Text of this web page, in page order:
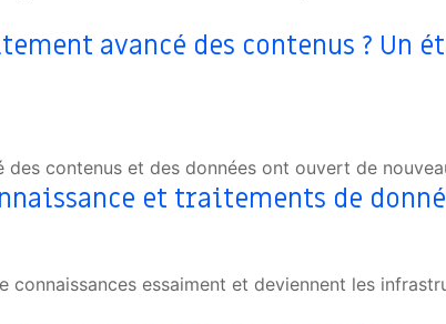
avancé des contenus ? Un
contenus et des données ont ouvert de
et traitements de
connaissances essaiment et deviennent les